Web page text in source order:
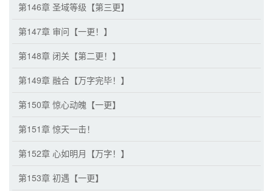
第146章 圣域等级【第三更】
第147章 审问【一更！】
第148章 闭关【第二更！】
第149章 融合【万字完毕！】
第150章 惊心动魄【一更】
第151章 惊天一击！
第152章 心如明月【万字！】
第153章 初遇【一更】